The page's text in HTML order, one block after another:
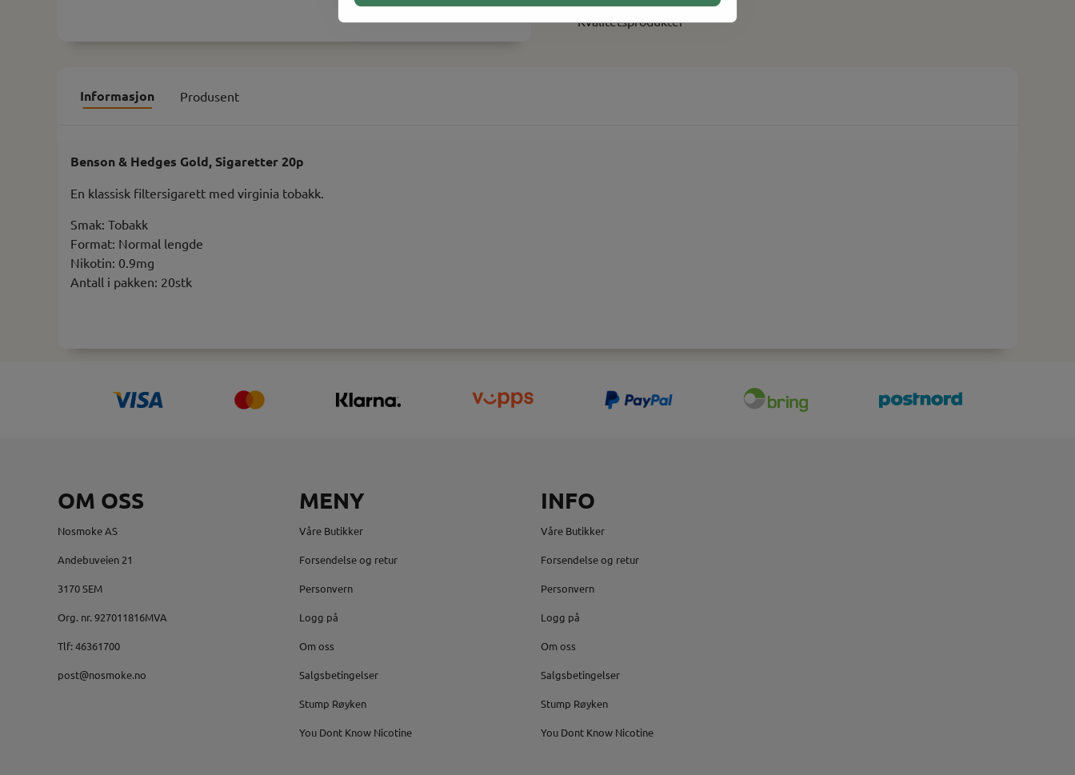
Kvalitetsprodukter
Informasjon Produsent
Benson & Hedges Gold, Sigaretter 20p
En klassisk filtersigarett med virginia tobakk.
Smak: Tobakk
Format: Normal lengde
Nikotin: 0.9mg
Antall i pakken: 20stk
OM OSS
Nosmoke AS
Andebuveien 21
3170 SEM
Org. nr. 927011816MVA
Tlf:46361700
post@nosmoke.no
MENY
Våre Butikker
Forsendelse og retur
Personvern
Logg på
Om oss
Salgsbetingelser
Stump Røyken
You Dont Know Nicotine
INFO
Våre Butikker
Forsendelse og retur
Personvern
Logg på
Om oss
Salgsbetingelser
Stump Røyken
You Dont Know Nicotine